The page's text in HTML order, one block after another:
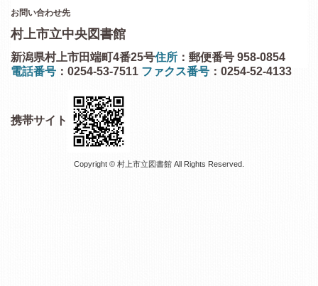
お問い合わせ先
村上市立中央図書館
住所 ：郵便番号 958-0854
新潟県村上市田端町4番25号
電話番号 ：0254-53-7511 ファクス番号 ：0254-52-4133
携帯サイト
Copyright © 村上市立図書館 All Rights Reserved.